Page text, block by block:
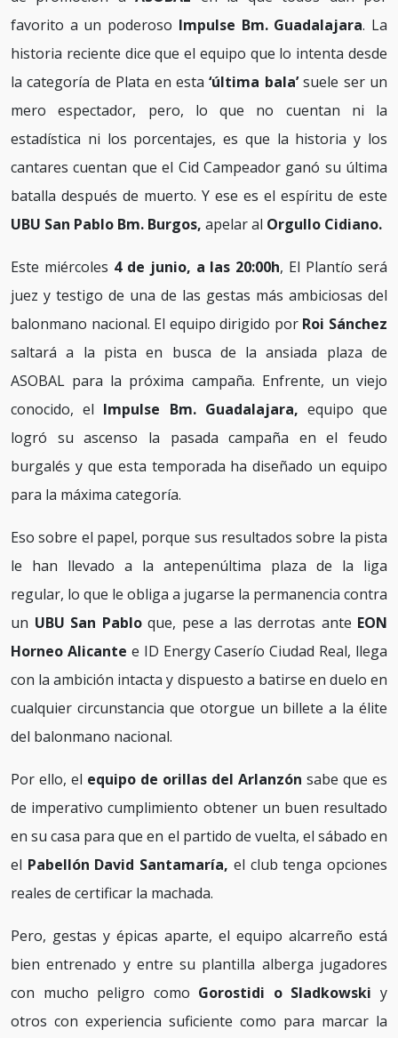
favorito a un poderoso Impulse Bm. Guadalajara. La
historia reciente dice que el equipo que lo intenta desde
la categoría de Plata en esta‘última bala’suele ser un
mero espectador, pero, lo que no cuentan ni la
estadística ni los porcentajes, es que la historia y los
cantares cuentan que el Cid Campeador ganó su última
batalla después de muerto. Y ese es el espíritu de este
UBU San Pablo Bm. Burgos, apelar al Orgullo Cidiano.
Este miércoles 4 de junio, a las 20:00h, El Plantío será
juez y testigo de una de las gestas más ambiciosas del
balonmano nacional. El equipo dirigido por Roi Sánchez
saltará a la pista en busca de la ansiada plaza de
ASOBAL para la próxima campaña. Enfrente, un viejo
conocido, el Impulse Bm. Guadalajara, equipo que
logró su ascenso la pasada campaña en el feudo
burgalés y que esta temporada ha diseñado un equipo
para la máxima categoría.
Eso sobre el papel, porque sus resultados sobre la pista
le han llevado a la antepenúltima plaza de la liga
regular, lo que le obliga a jugarse la permanencia contra
un UBU San Pablo que, pese a las derrotas ante EON
Horneo Alicante e ID Energy Caserío Ciudad Real, llega
con la ambición intacta y dispuesto a batirse en duelo en
cualquier circunstancia que otorgue un billete a la élite
del balonmano nacional.
Por ello, el equipo de orillas del Arlanzón sabe que es
de imperativo cumplimiento obtener un buen resultado
en su casa para que en el partido de vuelta, el sábado en
el Pabellón David Santamaría, el club tenga opciones
reales de certificar la machada.
Pero, gestas y épicas aparte, el equipo alcarreño está
bien entrenado y entre su plantilla alberga jugadores
con mucho peligro como Gorostidi o Sladkowskiy
otros con experiencia suficiente como para marcar la